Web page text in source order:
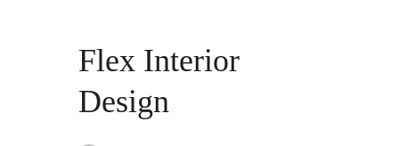
Flex Interior
Design